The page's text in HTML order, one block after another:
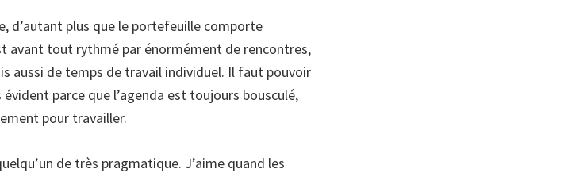
d’autant plus que le portefeuille comporte
avant tout rythmé par énormément de rencontres,
aussi de temps de travail individuel. Il faut pouvoir
parce que l’agenda est toujours bousculé,
pour travailler.
de très pragmatique. J’aime quand les